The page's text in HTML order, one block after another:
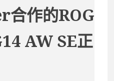
作的ROG
AW SE正